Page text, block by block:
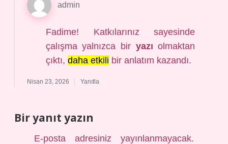
admin
Fadime! Katkılarınız sayesinde
çalışma yalnızca bir yazı olmaktan
çıktı, daha etkili bir anlatım kazandı.
Nisan 23, 2026 Yanıtla
Bir yanıt yazın
E-posta adresiniz yayınlanmayacak.